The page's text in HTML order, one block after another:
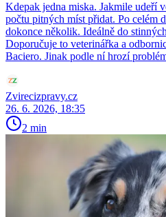
Kdepak jedna miska. Jakmile udeří
počtu pitných míst přidat. Po celém
dokonce několik. Ideálně do
Doporučuje to veterinářka a
Baciero. Jinak podle ní hrozí
Zvirecizpravy.cz
26. 6. 2026, 18:35
2 min